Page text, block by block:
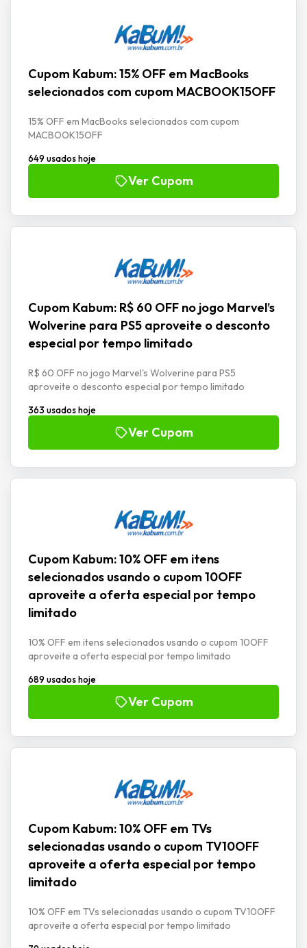
Cupom Kabum: 15% OFF em MacBooks
selecionados com cupom MACBOOK15OFF
15% OFF em MacBooks selecionados com cupom
MACBOOK15OFF
649 usados hoje
Ver Cupom
Cupom Kabum: R$ 60 OFF no jogo Marvel’s
Wolverine para PS5 aproveite o desconto
especial por tempo limitado
R$ 60 OFF no jogo Marvel's Wolverine para PS5
aproveite o desconto especial por tempo limitado
363 usados hoje
Ver Cupom
Cupom Kabum: 10% OFF em itens
selecionados usando o cupom 10OFF
aproveite a oferta especial por tempo
limitado
10% OFF em itens selecionados usando o cupom 10OFF
aproveite a oferta especial por tempo limitado
689 usados hoje
Ver Cupom
Cupom Kabum: 10% OFF em TVs
selecionadas usando o cupom TV10OFF
aproveite a oferta especial por tempo
limitado
10% OFF em TVs selecionadas usando o cupom TV10OFF
aproveite a oferta especial por tempo limitado